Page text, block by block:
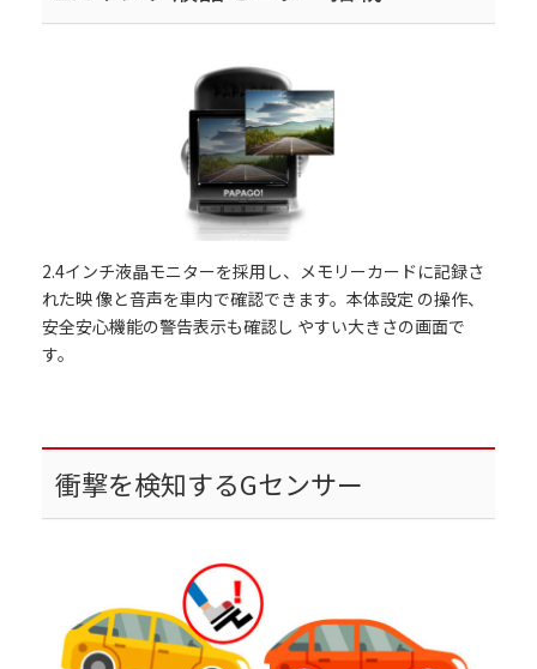
2.4インチ液晶モニターを採用し、メモリーカードに記録さ
れた映 像と音声を車内で確認できます。本体設定 の操作、
安全安心機能の警告表示も確認し やすい大きさの画面で
す。
衝撃を検知するGセンサー